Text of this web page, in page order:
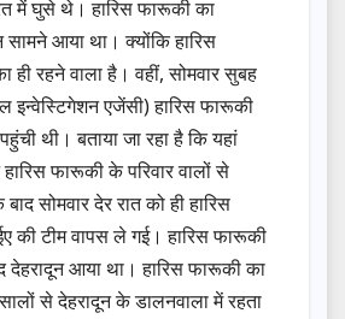
में घुसे थे। हारिस फारूकी का
आया था। क्योंकि हारिस
ही रहने वाला है। वहीं, सोमवार सुबह
एजेंसी) हारिस फारूकी
थी। बताया जा रहा है कि यहां
फारूकी के परिवार वालों से
सोमवार देर रात को ही हारिस
की टीम वापस ले गई। हारिस फारूकी
देहरादून आया था। हारिस फारूकी का
से देहरादून के डालनवाला में रहता